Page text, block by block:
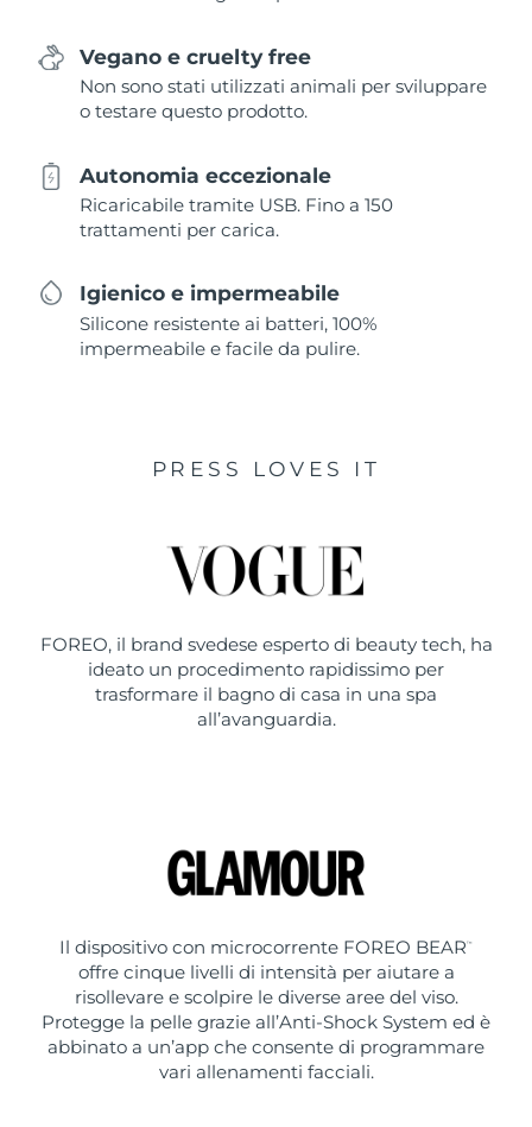
Vegano e cruelty free
Non sono stati utilizzati animali per sviluppare
o testare questo prodotto.
Autonomia eccezionale
Ricaricabile tramite USB. Fino a 150
trattamenti per carica.
Igienico e impermeabile
Silicone resistente ai batteri, 100%
impermeabile e facile da pulire.
PRESS LOVES IT
FOREO, il brand svedese esperto di beauty tech, ha
ideato un procedimento rapidissimo per
trasformare il bagno di casa in una spa
all’avanguardia.
Il dispositivo con microcorrente FOREO BEAR ™
offre cinque livelli di intensità per aiutare a
risollevare e scolpire le diverse aree del viso.
Protegge la pelle grazie all’Anti-Shock System ed è
abbinato a un’app che consente di programmare
vari allenamenti facciali.